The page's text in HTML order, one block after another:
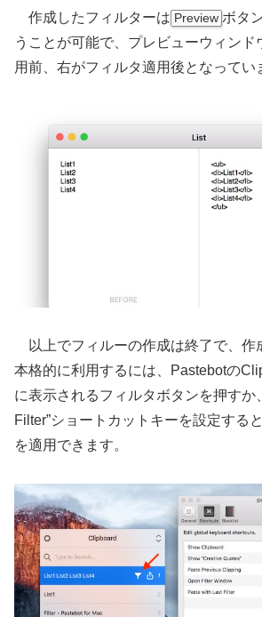
作成したフィルターは Preview ボタ
うことが可能で、プレビューウィンド
用前、右がフィルタ適用後となってい
以上でフィルーの作成は終了で、作
本格的に利用するには、Pastebotの
に表示されるフィルタボタンを押すか
Filter”ショートカットキーを設定する
を適用できます。